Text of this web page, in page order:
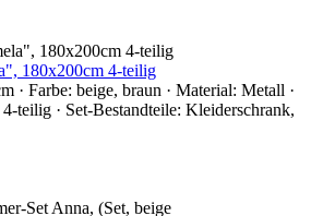
180x200cm 4-teilig
· Farbe: beige, braun · Material: Metall ·
teilig · Set-Bestandteile: Kleiderschrank,